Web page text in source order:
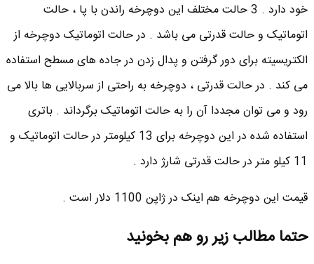
خود دارد . 3 حالت مختلف این دوچرخه راندن با پا ، حالت
اتوماتیک و حالت قدرتی می باشد . در حالت اتوماتیک دوچرخه از
الکتریسیته برای دور گرفتن و پدال زدن در جاده های مسطح استفاده
می کند . در حالت قدرتی ، دوچرخه به راحتی از سربالایی ها بالا می
رود و می توان مجددا آن را به حالت اتوماتیک برگرداند . باتری
استفاده شده در این دوچرخه برای 13 کیلومتر در حالت اتوماتیک و
11 کیلو متر در حالت قدرتی شارژ دارد .
قیمت این دوچرخه هم اینک در ژاپن 1100 دلار است .
حتما مطالب زیر رو هم بخونید